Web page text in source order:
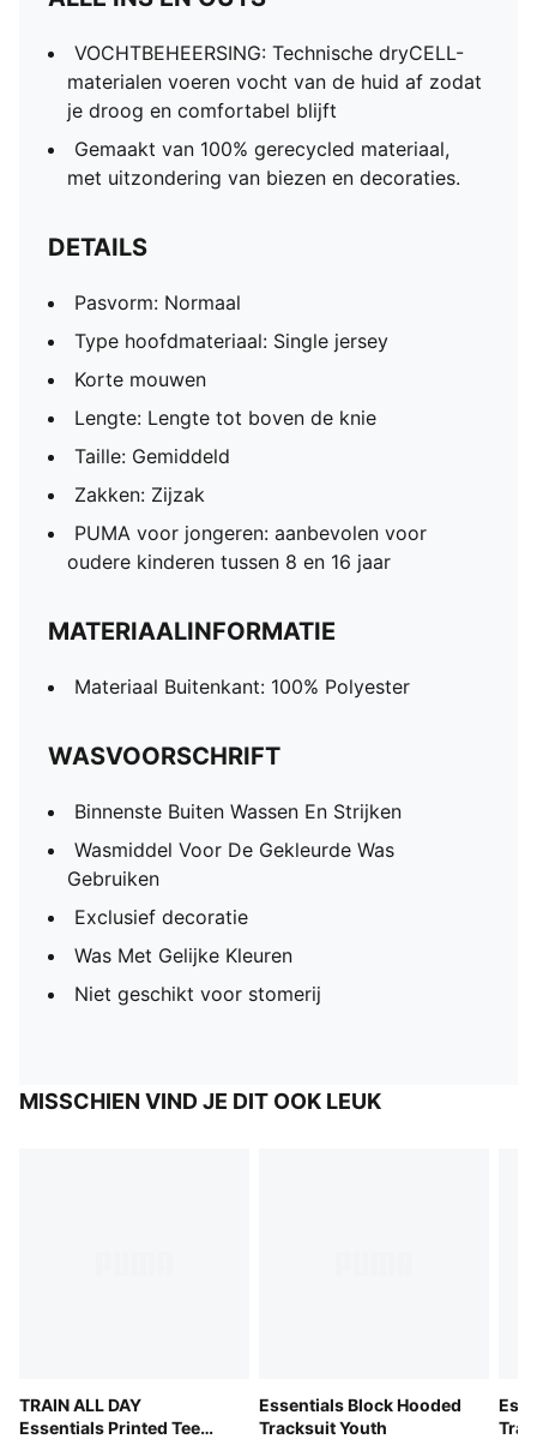
VOCHTBEHEERSING: Technische dryCELL-
materialen voeren vocht van de huid af zodat
je droog en comfortabel blijft
Gemaakt van 100% gerecycled materiaal,
met uitzondering van biezen en decoraties.
DETAILS
Pasvorm: Normaal
Type hoofdmateriaal: Single jersey
Korte mouwen
Lengte: Lengte tot boven de knie
Taille: Gemiddeld
Zakken: Zijzak
PUMA voor jongeren: aanbevolen voor
oudere kinderen tussen 8 en 16 jaar
MATERIAALINFORMATIE
Materiaal Buitenkant: 100% Polyester
WASVOORSCHRIFT
Binnenste Buiten Wassen En Strijken
Wasmiddel Voor De Gekleurde Was
Gebruiken
Exclusief decoratie
Was Met Gelijke Kleuren
Niet geschikt voor stomerij
MISSCHIEN VIND JE DIT OOK LEUK
TRAIN ALL DAY
Essentials Printed Tee
Essentials Block Hooded
Tracksuit Youth